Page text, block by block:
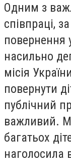
Одним з
співпраці,
повернення
насильно
місія
повернути
публічний
важливий.
багатьох
наголосила